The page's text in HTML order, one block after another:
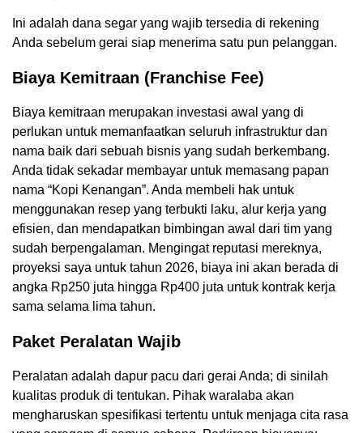
Ini adalah dana segar yang wajib tersedia di rekening
Anda sebelum gerai siap menerima satu pun pelanggan.
Biaya Kemitraan (Franchise Fee)
Biaya kemitraan merupakan investasi awal yang di
perlukan untuk memanfaatkan seluruh infrastruktur dan
nama baik dari sebuah bisnis yang sudah berkembang.
Anda tidak sekadar membayar untuk memasang papan
nama “Kopi Kenangan”. Anda membeli hak untuk
menggunakan resep yang terbukti laku, alur kerja yang
efisien, dan mendapatkan bimbingan awal dari tim yang
sudah berpengalaman. Mengingat reputasi mereknya,
proyeksi saya untuk tahun 2026, biaya ini akan berada di
angka Rp250 juta hingga Rp400 juta untuk kontrak kerja
sama selama lima tahun.
Paket Peralatan Wajib
Peralatan adalah dapur pacu dari gerai Anda; di sinilah
kualitas produk di tentukan. Pihak waralaba akan
mengharuskan spesifikasi tertentu untuk menjaga cita rasa